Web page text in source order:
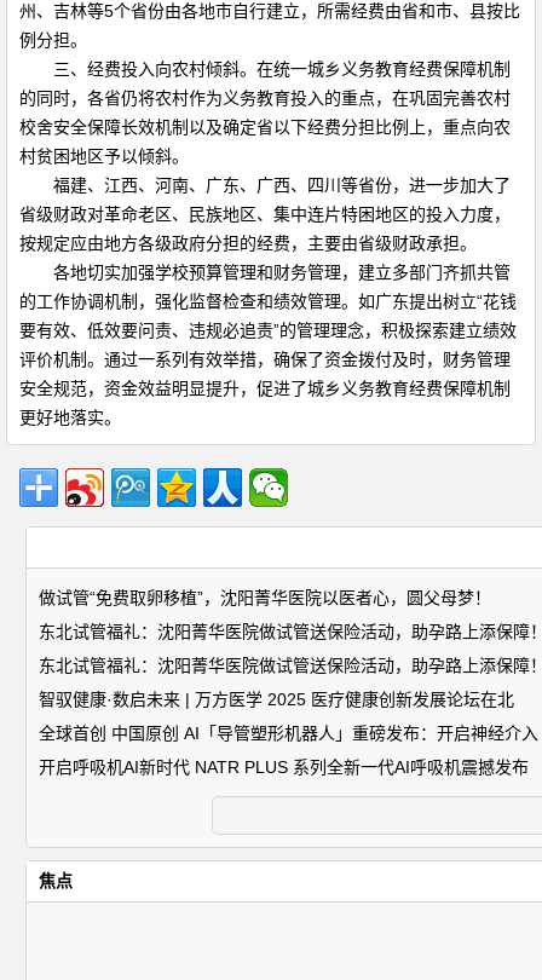
州、吉林等5个省份由各地市自行建立，所需经费由省和市、县按比
例分担。
三、经费投入向农村倾斜。在统一城乡义务教育经费保障机制
的同时，各省仍将农村作为义务教育投入的重点，在巩固完善农村
校舍安全保障长效机制以及确定省以下经费分担比例上，重点向农
村贫困地区予以倾斜。
福建、江西、河南、广东、广西、四川等省份，进一步加大了
省级财政对革命老区、民族地区、集中连片特困地区的投入力度，
按规定应由地方各级政府分担的经费，主要由省级财政承担。
各地切实加强学校预算管理和财务管理，建立多部门齐抓共管
的工作协调机制，强化监督检查和绩效管理。如广东提出树立“花钱
要有效、低效要问责、违规必追责”的管理理念，积极探索建立绩效
评价机制。通过一系列有效举措，确保了资金拨付及时，财务管理
安全规范，资金效益明显提升，促进了城乡义务教育经费保障机制
更好地落实。
做试管“免费取卵移植”，沈阳菁华医院以医者心，圆父母梦！
东北试管福礼：沈阳菁华医院做试管送保险活动，助孕路上添保障
东北试管福礼：沈阳菁华医院做试管送保险活动，助孕路上添保障
智驭健康·数启未来 | 万方医学 2025 医疗健康创新发展论坛在北
全球首创 中国原创 AI「导管塑形机器人」重磅发布：开启神经介入
开启呼吸机AI新时代 NATR PLUS 系列全新一代AI呼吸机震撼发布
焦点